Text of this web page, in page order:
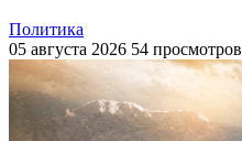
Политика
05 августа 2026 54 просмотров